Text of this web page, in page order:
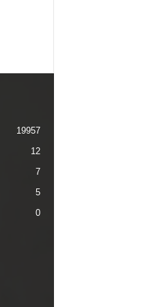
19957
12
7
5
0